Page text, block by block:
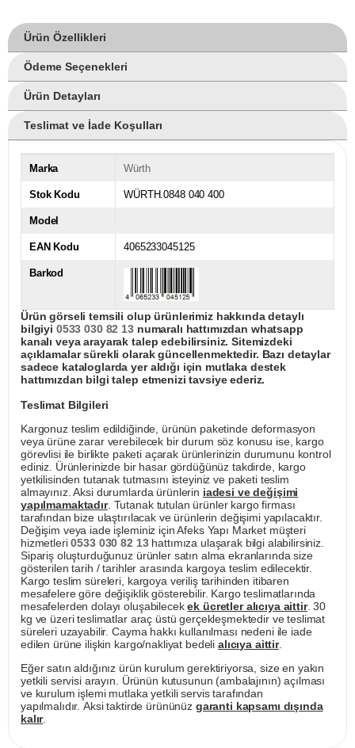
Ürün Özellikleri
Ödeme Seçenekleri
Ürün Detayları
Teslimat ve İade Koşulları
Marka Würth
Stok Kodu WÜRTH.0848 040 400
Model
EAN Kodu 4065233045125
Barkod
Ürün görseli temsili olup ürünlerimiz hakkında detaylı
bilgiyi 0533 030 82 13numaralı hattımızdan whatsapp
kanalı veya arayarak talep edebilirsiniz. Sitemizdeki
açıklamalar sürekli olarak güncellenmektedir. Bazı detaylar
sadece kataloglarda yer aldığı için mutlaka destek
hattımızdan bilgi talep etmenizi tavsiye ederiz.
Teslimat Bilgileri
Kargonuz teslim edildiğinde, ürünün paketinde deformasyon
veya ürüne zarar verebilecek bir durum söz konusu ise, kargo
görevlisi ile birlikte paketi açarak ürünlerinizin durumunu kontrol
ediniz. Ürünlerinizde bir hasar gördüğünüz takdirde, kargo
yetkilisinden tutanak tutmasını isteyiniz ve paketi teslim
almayınız. Aksi durumlarda ürünlerin iadesi ve değişimi
yapılmamaktadır. Tutanak tutulan ürünler kargo firması
tarafından bize ulaştırılacak ve ürünlerin değişimi yapılacaktır.
Değişim veya iade işleminiz için Afeks Yapı Market müşteri
hizmetleri0533 030 82 13hattımıza ulaşarak bilgi alabilirsiniz.
Sipariş oluşturduğunuz ürünler satın alma ekranlarında size
gösterilen tarih / tarihler arasında kargoya teslim edilecektir.
Kargo teslim süreleri, kargoya veriliş tarihinden itibaren
mesafelere göre değişiklik gösterebilir. Kargo teslimatlarında
mesafelerden dolayı oluşabilecekek ücretler alıcıya aittir. 30
kg ve üzeri teslimatlar araç üstü gerçekleşmektedir ve teslimat
süreleri uzayabilir. Cayma hakkı kullanılması nedeni ile iade
edilen ürüne ilişkin kargo/nakliyat bedeli alıcıya aittir.
Eğer satın aldığınız ürün kurulum gerektiriyorsa, size en yakın
yetkili servisi arayın. Ürünün kutusunun (ambalajının) açılması
ve kurulum işlemi mutlaka yetkili servis tarafından
yapılmalıdır. Aksi taktirde ürününüz garanti kapsamı dışında
kalır.